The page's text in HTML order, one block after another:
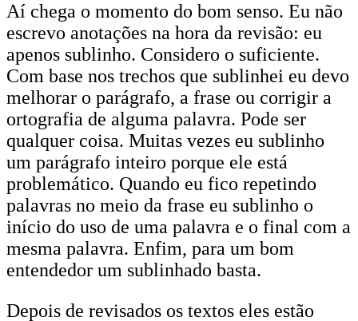
Aí chega o momento do bom senso. Eu não
escrevo anotações na hora da revisão: eu
apenos sublinho. Considero o suficiente.
Com base nos trechos que sublinhei eu devo
melhorar o parágrafo, a frase ou corrigir a
ortografia de alguma palavra. Pode ser
qualquer coisa. Muitas vezes eu sublinho
um parágrafo inteiro porque ele está
problemático. Quando eu fico repetindo
palavras no meio da frase eu sublinho o
início do uso de uma palavra e o final com a
mesma palavra. Enfim, para um bom
entendedor um sublinhado basta.
Depois de revisados os textos eles estão